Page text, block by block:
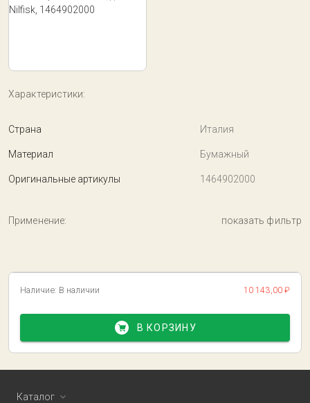
Характеристики:
Страна Италия
Материал Бумажный
Оригинальные артикулы 1464902000
Применение: показать фильтр
Наличие: В наличии 10 143,00 ₽
В КОРЗИНУ
Каталог